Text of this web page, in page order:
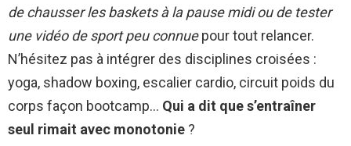
de chausser les baskets à la pause midi ou de tester
une vidéo de sport peu connuepour tout relancer.
N’hésitez pas à intégrer des disciplines croisées :
yoga, shadow boxing, escalier cardio, circuit poids du
corps façon bootcamp… Qui a dit que s’entraîner
seul rimait avec monotonie ?